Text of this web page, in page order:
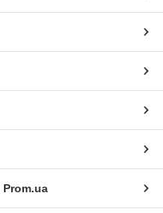
Prom.ua